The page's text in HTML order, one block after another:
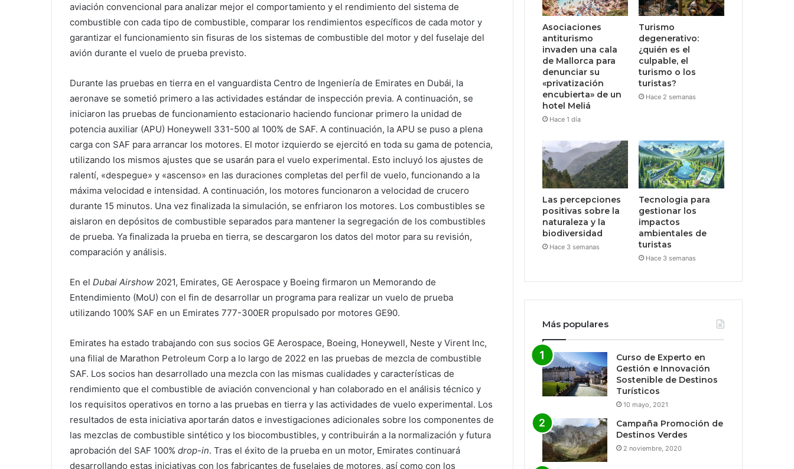
aviación convencional para analizar mejor el comportamiento y el rendimiento del sistema de
combustible con cada tipo de combustible, comparar los rendimientos específicos de cada motor y
garantizar el funcionamiento sin fisuras de los sistemas de combustible del motor y del fuselaje del
avión durante el vuelo de prueba previsto.
Durante las pruebas en tierra en el vanguardista Centro de Ingeniería de Emirates en Dubái, la
aeronave se sometió primero a las actividades estándar de inspección previa. A continuación, se
iniciaron las pruebas de funcionamiento estacionario haciendo funcionar primero la unidad de
potencia auxiliar (APU) Honeywell 331-500 al 100% de SAF. A continuación, la APU se puso a plena
carga con SAF para arrancar los motores. El motor izquierdo se ejercitó en toda su gama de potencia,
utilizando los mismos ajustes que se usarán para el vuelo experimental. Esto incluyó los ajustes de
ralentí, «despegue» y «ascenso» en las duraciones completas del perfil de vuelo, funcionando a la
máxima velocidad e intensidad. A continuación, los motores funcionaron a velocidad de crucero
durante 15 minutos. Una vez finalizada la simulación, se enfriaron los motores. Los combustibles se
aislaron en depósitos de combustible separados para mantener la segregación de los combustibles
de prueba. Ya finalizada la prueba en tierra, se descargaron los datos del motor para su revisión,
comparación y análisis.
En el Dubai Airshow 2021, Emirates, GE Aerospace y Boeing firmaron un Memorando de
Entendimiento (MoU) con el fin de desarrollar un programa para realizar un vuelo de prueba
utilizando 100% SAF en un Emirates 777-300ER propulsado por motores GE90.
Emirates ha estado trabajando con sus socios GE Aerospace, Boeing, Honeywell, Neste y Virent Inc,
una filial de Marathon Petroleum Corp a lo largo de 2022 en las pruebas de mezcla de combustible
SAF. Los socios han desarrollado una mezcla con las mismas cualidades y características de
rendimiento que el combustible de aviación convencional y han colaborado en el análisis técnico y
los requisitos operativos en torno a las pruebas en tierra y las actividades de vuelo experimental. Los
resultados de esta iniciativa aportarán datos e investigaciones adicionales sobre los componentes de
las mezclas de combustible sintético y los biocombustibles, y contribuirán a la normalización y futura
aprobación del SAF 100% drop-in. Tras el éxito de la prueba en un motor, Emirates continuará
desarrollando estas iniciativas con los fabricantes de fuselajes de motores, así como con los
Asociaciones
antiturismo
invaden una cala
de Mallorca para
denunciar su
«privatización
encubierta» de un
hotel Meliá
Hace 1 día
Turismo
degenerativo:
¿quién es el
culpable, el
turismo o los
turistas?
Hace 2 semanas
Las percepciones
positivas sobre la
naturaleza y la
biodiversidad
Hace 3 semanas
Tecnologia para
gestionar los
impactos
ambientales de
turistas
Hace 3 semanas
Más populares
Curso de Experto en
Gestión e Innovación
Sostenible de Destinos
Turísticos
10 mayo, 2021
Campaña Promoción de
Destinos Verdes
2 noviembre, 2020